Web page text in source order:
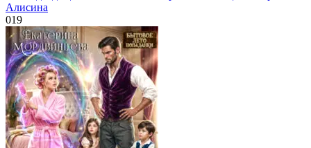
Алисина
019